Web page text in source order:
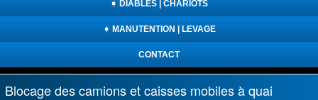
➧ DIABLES | CHARIOTS
➧ MANUTENTION | LEVAGE
CONTACT
Blocage des camions et caisses mobiles à quai